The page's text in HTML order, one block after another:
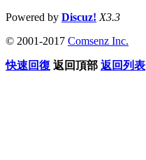
Powered by Discuz! X3.3
© 2001-2017 Comsenz Inc.
快速回復 返回頂部 返回列表